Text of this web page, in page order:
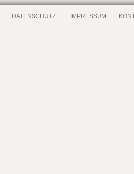
DATENSCHUTZ IMPRESSUM